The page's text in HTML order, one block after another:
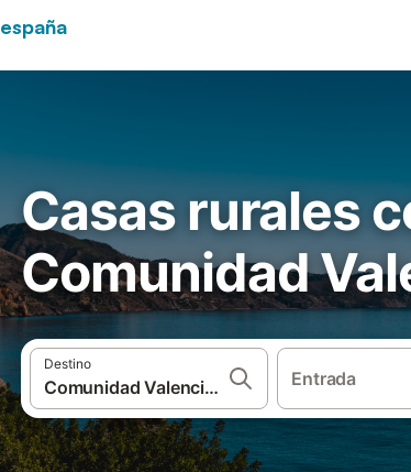
Casas rurales
Comunidad
Destino
Entrada